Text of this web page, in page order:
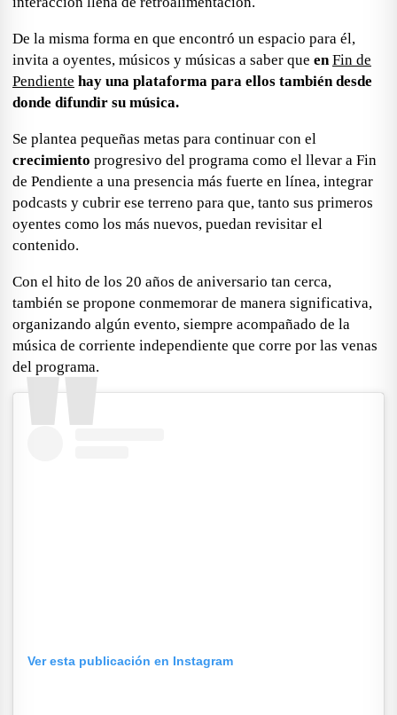
De la misma forma en que encontró un espacio para él,
invita a oyentes, músicos y músicas a saber que enFin de
Pendiente hay una plataforma para ellos también desde
donde difundir su música.
Se plantea pequeñas metas para continuar con el
crecimiento progresivo del programa como el llevar a Fin
de Pendiente a una presencia más fuerte en línea, integrar
podcasts y cubrir ese terreno para que, tanto sus primeros
oyentes como los más nuevos, puedan revisitar el
contenido.
Con el hito de los 20 años de aniversario tan cerca,
también se propone conmemorar de manera significativa,
organizando algún evento, siempre acompañado de la
música de corriente independiente que corre por las venas
del programa.
Ver esta publicación en Instagram